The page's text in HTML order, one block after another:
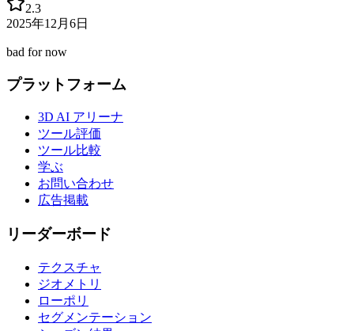
2.3
2025年12月6日
bad for now
プラットフォーム
3D AI アリーナ
ツール評価
ツール比較
学ぶ
お問い合わせ
広告掲載
リーダーボード
テクスチャ
ジオメトリ
ローポリ
セグメンテーション